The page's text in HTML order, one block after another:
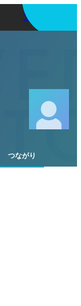
アプリを使う
つながり